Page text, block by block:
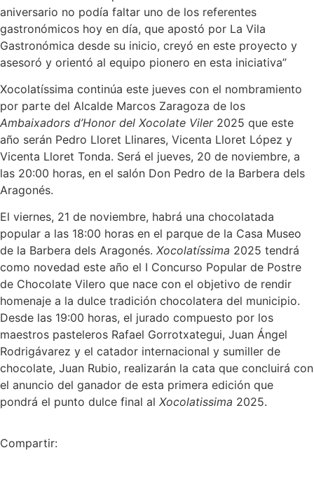
aniversario no podía faltar uno de los referentes
gastronómicos hoy en día, que apostó por La Vila
Gastronómica desde su inicio, creyó en este proyecto y
asesoró y orientó al equipo pionero en esta iniciativa”
Xocolatíssima continúa este jueves con el nombramiento
por parte del Alcalde Marcos Zaragoza de los
Ambaixadors d’Honor del Xocolate Viler2025 que este
año serán Pedro Lloret Llinares, Vicenta Lloret López y
Vicenta Lloret Tonda. Será el jueves, 20 de noviembre, a
las 20:00 horas, en el salón Don Pedro de la Barbera dels
Aragonés.
El viernes, 21 de noviembre, habrá una chocolatada
popular a las 18:00 horas en el parque de la Casa Museo
de la Barbera dels Aragonés. Xocolatíssima 2025 tendrá
como novedad este año el I Concurso Popular de Postre
de Chocolate Vilero que nace con el objetivo de rendir
homenaje a la dulce tradición chocolatera del municipio.
Desde las 19:00 horas, el jurado compuesto por los
maestros pasteleros Rafael Gorrotxategui, Juan Ángel
Rodrigávarez y el catador internacional y sumiller de
chocolate, Juan Rubio, realizarán la cata que concluirá con
el anuncio del ganador de esta primera edición que
pondrá el punto dulce final al Xocolatissima 2025.
Compartir: